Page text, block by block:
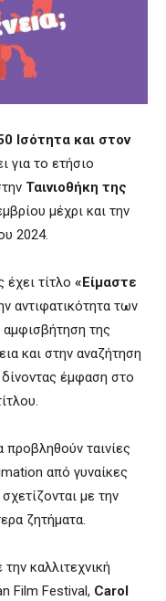
Ισότητα και στον
για το ετήσιο
Ταινιοθήκη της
μέχρι και την
2024.
τίτλο «Είμαστε
αντιφατικότητα των
της
και στην αναζήτηση
έμφαση στο
προβληθούν ταινίες
από γυναίκες
με την
ζητήματα.
καλλιτεχνική
Film Festival, Carol